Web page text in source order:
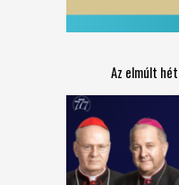
Az elmúlt